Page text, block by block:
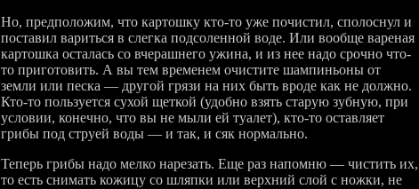
Но, предположим, что картошку кто-то уже почистил, сполоснул и
поставил вариться в слегка подсоленной воде. Или вообще вареная
картошка осталась со вчерашнего ужина, и из нее надо срочно что-
то приготовить. А вы тем временем очистите шампиньоны от
земли или песка — другой грязи на них быть вроде как не должно.
Кто-то пользуется сухой щеткой (удобно взять старую зубную, при
условии, конечно, что вы не мыли ей туалет), кто-то оставляет
грибы под струей воды — и так, и сяк нормально.
Теперь грибы надо мелко нарезать. Еще раз напомню — чистить их,
то есть снимать кожицу со шляпки или верхний слой с ножки, не